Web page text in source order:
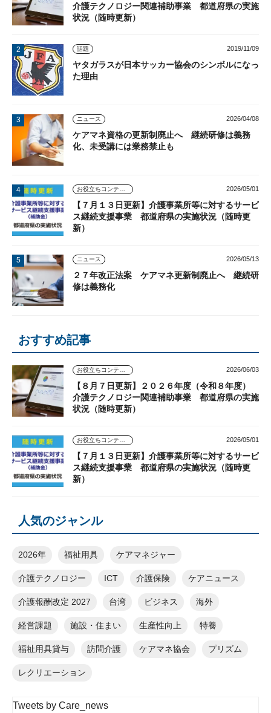
介護テクノロジー関連補助事業 都道府県の実施
状況（随時更新）
話題 2019/11/09
ヤタガラスが日本サッカー協会のシンボルになっ
た理由
ニュース 2026/04/08
ケアマネ資格の更新制廃止へ 継続研修は義務
化、未受講には業務禁止も
2026/05/01
【７月１３日更新】介護事業所等に対するサービ
ス継続支援事業 都道府県の実施状況（随時更
新）
ニュース 2026/05/13
２７年改正法案 ケアマネ更新制廃止へ 継続研
修は義務化
おすすめ記事
2026/06/03
【８月７日更新】２０２６年度（令和８年度）
介護テクノロジー関連補助事業 都道府県の実施
状況（随時更新）
2026/05/01
【７月１３日更新】介護事業所等に対するサービ
ス継続支援事業 都道府県の実施状況（随時更
新）
人気のジャンル
2026年 福祉用具 ケアマネジャー
介護テクノロジー ICT 介護保険 ケアニュース
介護報酬改定 2027 台湾 ビジネス 海外
経営課題 施設・住まい 生産性向上 特養
福祉用具貸与 訪問介護 ケアマネ協会 プリズム
レクリエーション
Tweets by Care_news